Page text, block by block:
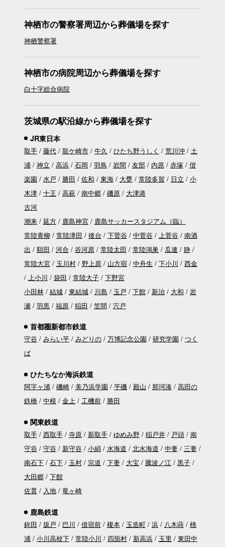
神栖市の警察署周辺から葬儀場を探す
神栖警察署
神栖市の病院周辺から葬儀場を探す
白十字総合病院
茨城県の駅沿線から葬儀場を探す
JR東日本
取手 藤代 龍ケ崎市 牛久 ひたち野うしく 荒川沖
土
浦
神立 高浜 石岡 羽鳥 岩間 友部 内原 赤塚
偕
楽園
水戸 勝田 佐和 東海 大甕 常陸多賀 日立
小
木津
十王 高萩 南中郷 磯原
大津港
古河
潮来
延方 鹿島神宮
鹿島サッカースタジアム（臨）
常陸青柳
常陸津田 後台 下菅谷 中菅谷 上菅谷
南酒
出
額田 河合 谷河原 常陸太田 常陸鴻巣 瓜連
静
常陸大宮
玉川村 野上原 山方宿 中舟生 下小川
西金
上小川
袋田 常陸大子
下野宮
小田林
結城 東結城 川島 玉戸 下館 新治 大和
岩
瀬
羽黒 福原 稲田 笠間 宍戸
首都圏新都市鉄道
守谷 みらい平 みどりの 万博記念公園 研究学園
つく
ば
ひたちなか海浜鉄道
阿字ヶ浦 磯崎 美乃浜学園 平磯 殿山 那珂湊
高田の
鉄橋
中根 金上 工機前 勝田
関東鉄道
取手 西取手 寺原 新取手 ゆめみ野 稲戸井 戸頭
南
守谷
守谷 新守谷 小絹 水海道 北水海道 中妻
三妻
南石下
石下 玉村 宗道 下妻 大宝 騰波ノ江
黒子
大田郷
下館
佐貫
入地 竜ヶ崎
鹿島鉄道
鉾田 坂戸 巴川 借宿前 榎本 玉造町 浜 八木蒔
桃
浦
小川高校下 常陸小川 四箇村 新高浜 玉里
東田中